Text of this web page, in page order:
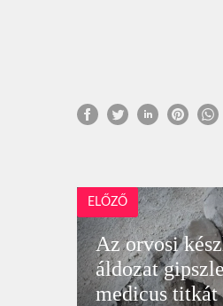
ELŐZŐ
Az orvosi
áldozat
medicus titkát